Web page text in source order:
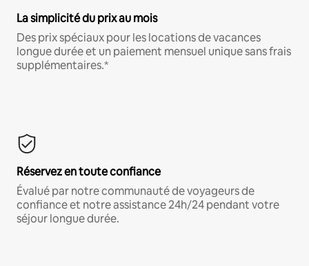
La simplicité du prix au mois
Des prix spéciaux pour les locations de vacances
longue durée et un paiement mensuel unique sans frais
supplémentaires.*
Réservez en toute confiance
Évalué par notre communauté de voyageurs de
confiance et notre assistance 24h/24 pendant votre
séjour longue durée.